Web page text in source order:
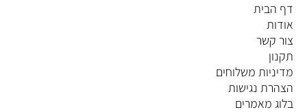
דף הבית
אודות
צור קשר
תקנון
מדיניות משלוחים
הצהרת נגישות
בלוג מאמרים